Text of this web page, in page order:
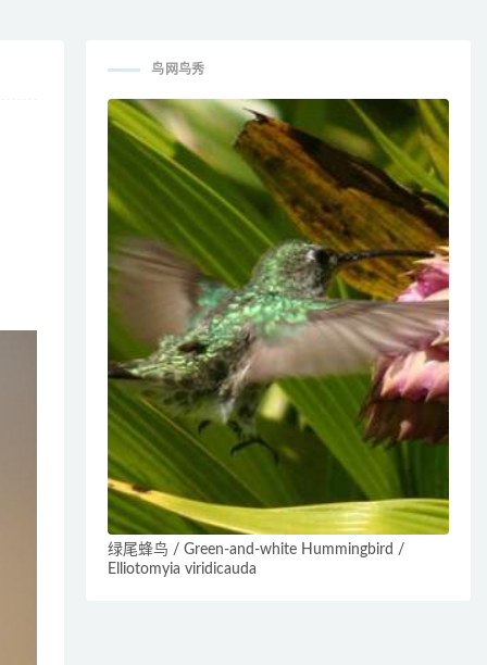
鸟网鸟秀
绿尾蜂鸟 / Green-and-white Hummingbird /
Elliotomyia viridicauda